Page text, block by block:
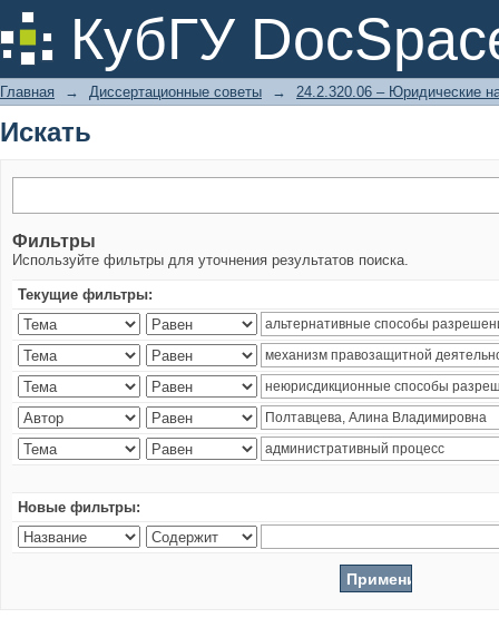
КубГУ
Искать
Главная → Диссертационные советы → 24.2.320.06 – Юридические
Искать
Фильтры
Используйте фильтры для уточнения результатов поиска.
Текущие фильтры:
Новые фильтры: